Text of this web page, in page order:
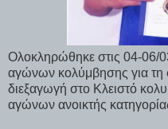
Ολοκληρώθηκε στις 04-06/
αγώνων κολύμβησης για τη
διεξαγωγή στο Κλειστό
αγώνων ανοικτής